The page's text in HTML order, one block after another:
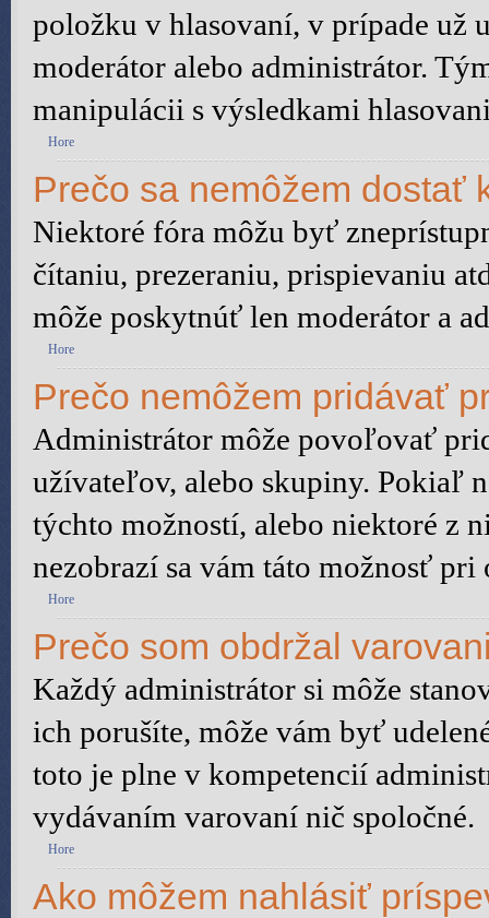
položku v hlasovaní, v prípade už
moderátor alebo administrátor.
manipulácii s výsledkami
Hore
Prečo sa nemôžem dostať
Niektoré fóra môžu byť
čítaniu, prezeraniu, prispievaniu
môže poskytnúť len moderátor a
Hore
Prečo nemôžem pridávať
Administrátor môže povoľovať
užívateľov, alebo skupiny. Pokiaľ
týchto možností, alebo niektoré z
nezobrazí sa vám táto možnosť
Hore
Prečo som obdržal
Každý administrátor si môže
ich porušíte, môže vám byť
toto je plne v kompetencií
vydávaním varovaní nič spoločné.
Hore
Ako môžem nahlásiť